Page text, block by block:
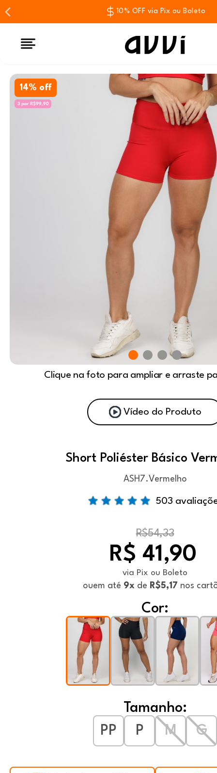
10% OFF via Pix ou Boleto
14% off
Clique na foto para ampliar e arraste
Vídeo do Produto
Short Poliéster Básico
ASH7.Vermelho
503
R$54,33
R$ 41,90
via Pix ou Boleto
ouem até 9x de R$5,17 nos
Cor:
Tamanho:
PP
P M G